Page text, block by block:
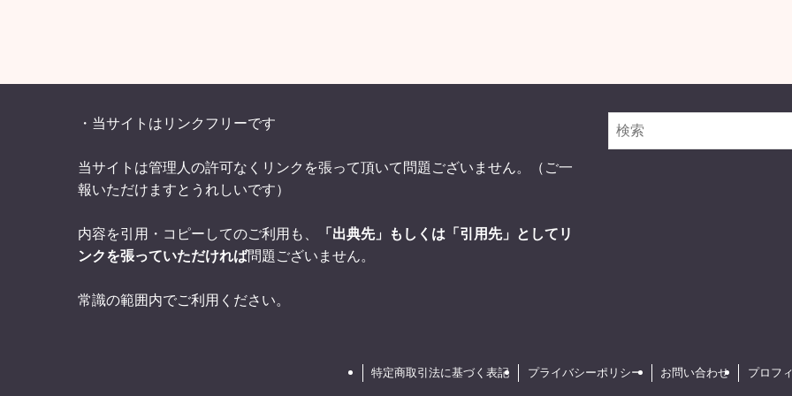
・当サイトはリンクフリーです
当サイトは管理人の許可なくリンクを張って頂いて問題ございません。（ご一
報いただけますとうれしいです）
内容を引用・コピーしてのご利用も、
「出典先」もしくは「引用先」としてリ
ンクを張っていただければ問題ございません。
常識の範囲内でご利用ください。
特定商取引法に基づく表記 プライバシーポリシー お問い合わせ プロフ